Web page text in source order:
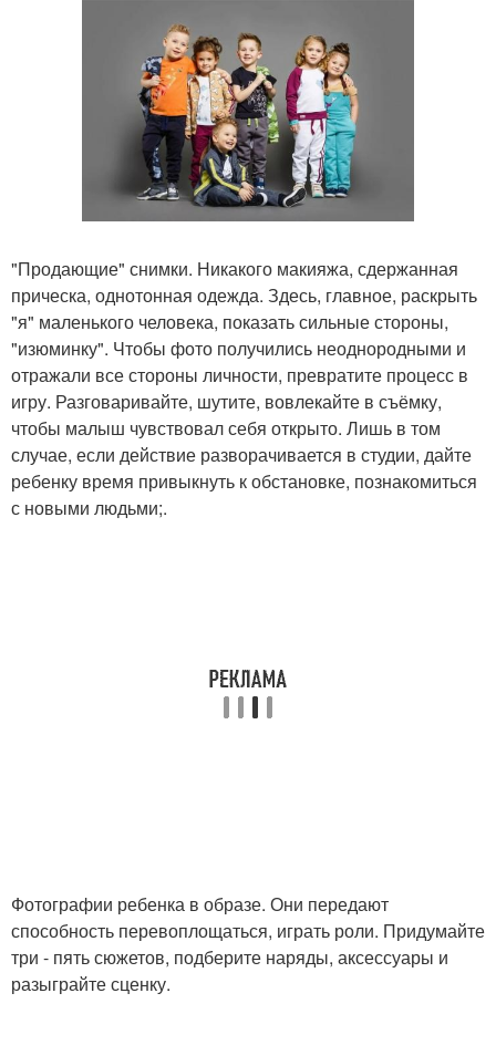
"Продающие" снимки. Никакого макияжа, сдержанная
прическа, однотонная одежда. Здесь, главное, раскрыть
"я" маленького человека, показать сильные стороны,
"изюминку". Чтобы фото получились неоднородными и
отражали все стороны личности, превратите процесс в
игру. Разговаривайте, шутите, вовлекайте в съёмку,
чтобы малыш чувствовал себя открыто. Лишь в том
случае, если действие разворачивается в студии, дайте
ребенку время привыкнуть к обстановке, познакомиться
с новыми людьми;.
Фотографии ребенка в образе. Они передают
способность перевоплощаться, играть роли. Придумайте
три - пять сюжетов, подберите наряды, аксессуары и
разыграйте сценку.